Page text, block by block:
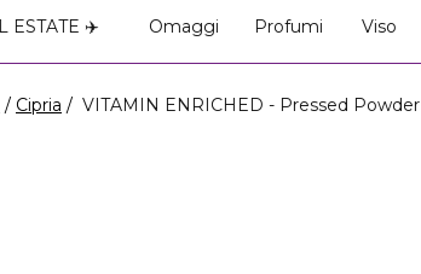
ESTATE ✈️ Omaggi Profumi Viso
Cipria VITAMIN ENRICHED - Pressed Powder